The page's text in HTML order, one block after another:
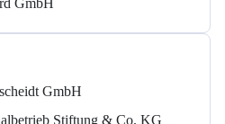
GmbH
GmbH
Stiftung & Co. KG